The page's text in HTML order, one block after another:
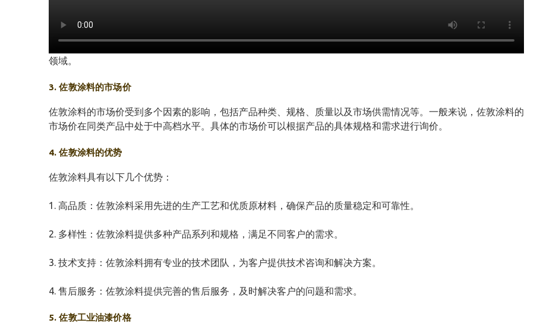
领域。
3. 佐敦涂料的市场价
佐敦涂料的市场价受到多个因素的影响，包括产品种类、规格、质量以及市场供需情况等。一般来说，佐敦涂料的
市场价在同类产品中处于中高档水平。具体的市场价可以根据产品的具体规格和需求进行询价。
4. 佐敦涂料的优势
佐敦涂料具有以下几个优势：
1. 高品质：佐敦涂料采用先进的生产工艺和优质原材料，确保产品的质量稳定和可靠性。
2. 多样性：佐敦涂料提供多种产品系列和规格，满足不同客户的需求。
3. 技术支持：佐敦涂料拥有专业的技术团队，为客户提供技术咨询和解决方案。
4. 售后服务：佐敦涂料提供完善的售后服务，及时解决客户的问题和需求。
5. 佐敦工业油漆价格